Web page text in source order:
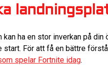
kan ha en stor inverkan på
För att få en bättre
spelar Fortnite idag.